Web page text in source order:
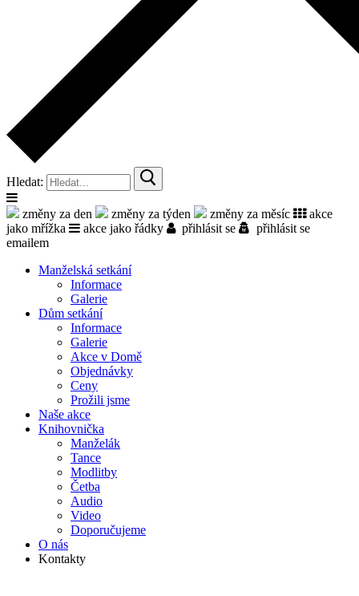
Hledat:
změny za den změny za týden změny za měsíc
akce
jako mřížka
akce jako řádky přihlásit se
přihlásit se
emailem
Manželská setkání
Informace
Galerie
Dům setkání
Informace
Galerie
Akce v Domě
Objed­návky
Ceny
Prožili jsme
Naše akce
Knihov­nička
Manželák
Tance
Modlitby
Četba
Audio
Video
Doporu­čujeme
O nás
Kontakty